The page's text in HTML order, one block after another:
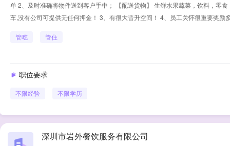
单 2、及时准确将物件送到客户手中； 【配送货物】 生鲜水果蔬菜，饮料，零
车,没有公司可提供无任何押金！ 3、有很大晋升空间！ 4、员工关怀很重要奖
管吃 管住
职位要求
不限经验 不限学历
深圳市岩外餐饮服务有限公司